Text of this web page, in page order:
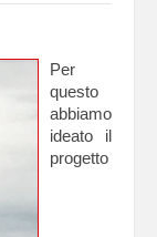
Per
questo
abbiamo
ideato il
progetto